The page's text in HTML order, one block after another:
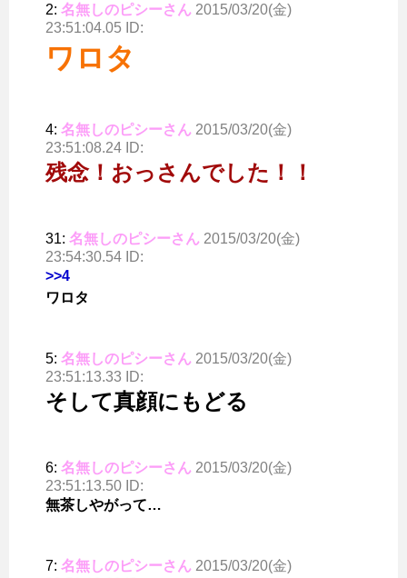
2: 名無しのピシーさん 2015/03/20(金)
23:51:04.05 ID:
ワロタ
4: 名無しのピシーさん 2015/03/20(金)
23:51:08.24 ID:
残念！おっさんでした！！
31: 名無しのピシーさん 2015/03/20(金)
23:54:30.54 ID:
>>4
ワロタ
5: 名無しのピシーさん 2015/03/20(金)
23:51:13.33 ID:
そして真顔にもどる
6: 名無しのピシーさん 2015/03/20(金)
23:51:13.50 ID:
無茶しやがって…
7: 名無しのピシーさん 2015/03/20(金)